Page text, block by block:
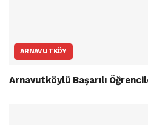
ARNAVUTKÖY
Arnavutköylü Başarılı